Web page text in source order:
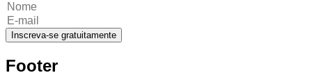
Inscreva-se gratuitamente
Footer